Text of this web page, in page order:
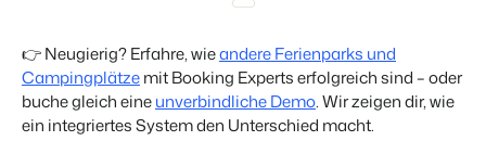
👉 Neugierig? Erfahre, wieandere Ferienparks und
Campingplätzemit Booking Experts erfolgreich sind – oder
buche gleich eineunverbindliche Demo. Wir zeigen dir, wie
ein integriertes System den Unterschied macht.